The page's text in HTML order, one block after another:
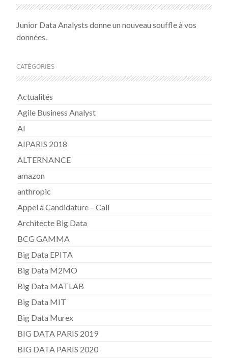
Junior Data Analysts donne un nouveau souffle à vos
données.
CATÉGORIES
Actualités
Agile Business Analyst
AI
AIPARIS 2018
ALTERNANCE
amazon
anthropic
Appel à Candidature – Call
Architecte Big Data
BCG GAMMA
Big Data EPITA
Big Data M2MO
Big Data MATLAB
Big Data MIT
Big Data Murex
BIG DATA PARIS 2019
BIG DATA PARIS 2020